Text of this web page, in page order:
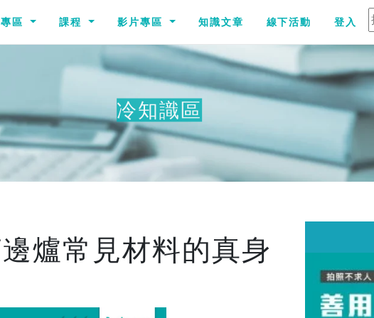
區 課程 影片專區 知識文章 線下活動 登入
冷知識區
爐常見材料的真身